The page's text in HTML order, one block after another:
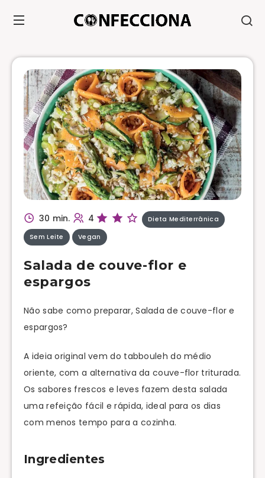
30 min. 4 Dieta Mediterrânica
Sem Leite Vegan
Salada de couve-flor e
espargos
Não sabe como preparar, Salada de couve-flor e
espargos?
A ideia original vem do tabbouleh do médio
oriente, com a alternativa da couve-flor triturada.
Os sabores frescos e leves fazem desta salada
uma refeição fácil e rápida, ideal para os dias
com menos tempo para a cozinha.
Ingredientes